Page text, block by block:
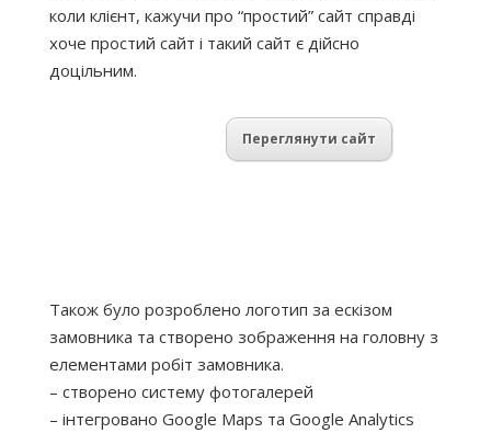
коли клієнт, кажучи про “простий” сайт справді
хоче простий сайт і такий сайт є дійсно
доцільним.
Переглянути сайт
Також було розроблено логотип за ескізом
замовника та створено зображення на головну з
елементами робіт замовника.
– створено систему фотогалерей
– інтегровано Google Maps та Google Analytics